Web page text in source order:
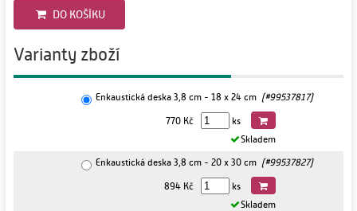
DO KOŠÍKU
Varianty zboží
Enkaustická deska 3,8 cm - 18 x 24 cm (#99537817)
770 Kč
ks
Skladem
Enkaustická deska 3,8 cm - 20 x 30 cm (#99537827)
894 Kč
ks
Skladem